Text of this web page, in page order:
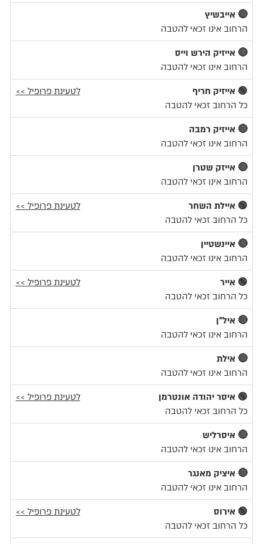
🔴 אייבשיץ
הרחוב אינו זכאי להטבה
🔴 אייזיק הירש וייס
הרחוב אינו זכאי להטבה
🟢 אייזיק חריף
לטעינת פרופיל >>
כל הרחוב זכאי להטבה
🔴 אייזיק רמבה
הרחוב אינו זכאי להטבה
🔴 אייזק שטרן
הרחוב אינו זכאי להטבה
🟢 איילת השחר
לטעינת פרופיל >>
כל הרחוב זכאי להטבה
🔴 איינשטיין
הרחוב אינו זכאי להטבה
🟢 אייר
לטעינת פרופיל >>
כל הרחוב זכאי להטבה
🔴 איל"ן
הרחוב אינו זכאי להטבה
🔴 אילת
הרחוב אינו זכאי להטבה
🟢 איסר יהודה אונטרמן
לטעינת פרופיל >>
כל הרחוב זכאי להטבה
🔴 איסרליש
הרחוב אינו זכאי להטבה
🔴 איציק מאנגר
הרחוב אינו זכאי להטבה
🟢 אירוס
לטעינת פרופיל >>
כל הרחוב זכאי להטבה